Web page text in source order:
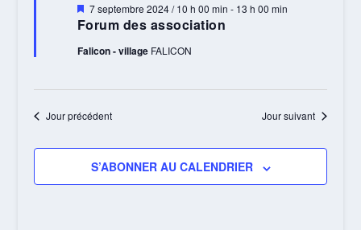
Forum des association
Mis
en
avant
7 septembre 2024 / 10 h 00 min - 13 h 00 min
Falicon - village FALICON
Jour précédent Jour suivant
S’ABONNER AU CALENDRIER